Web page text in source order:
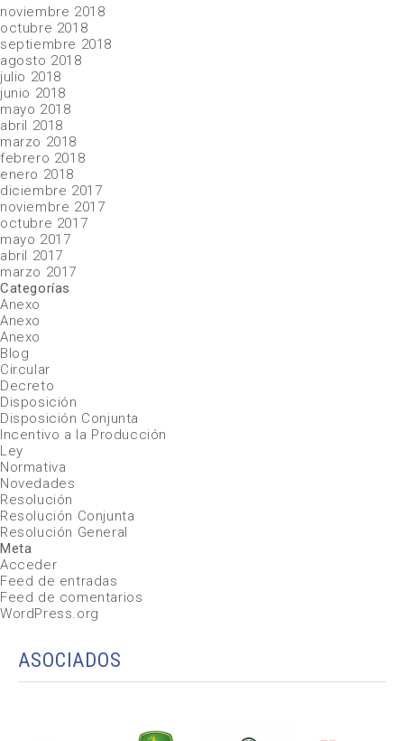
noviembre 2018
octubre 2018
septiembre 2018
agosto 2018
julio 2018
junio 2018
mayo 2018
abril 2018
marzo 2018
febrero 2018
enero 2018
diciembre 2017
noviembre 2017
octubre 2017
mayo 2017
abril 2017
marzo 2017
Categorías
Anexo
Anexo
Anexo
Blog
Circular
Decreto
Disposición
Disposición Conjunta
Incentivo a la Producción
Ley
Normativa
Novedades
Resolución
Resolución Conjunta
Resolución General
Meta
Acceder
Feed de entradas
Feed de comentarios
WordPress.org
ASOCIADOS